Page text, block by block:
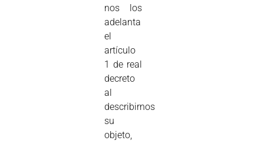
nos los
adelanta
el
artículo
1 de real
decreto
al
describirnos
su
objeto,